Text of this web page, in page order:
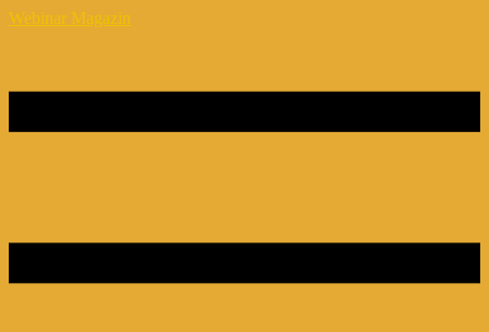
Webinar Magazin